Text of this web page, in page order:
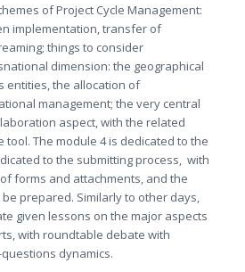
of Project Cycle Management:
implementation, transfer of
things to consider
dimension: the geographical
entities, the allocation of
management; the very central
aspect, with the related
tool. The module 4 is dedicated to the
to the submitting process, with
forms and attachments, and the
prepared. Similarly to other days,
given lessons on the major aspects
with roundtable debate with
dynamics.